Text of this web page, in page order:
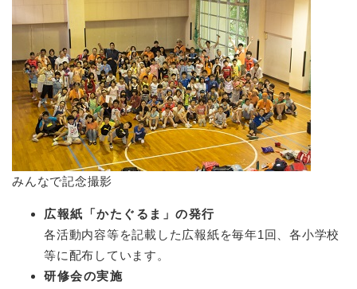
みんなで記念撮影
広報紙「かたぐるま」の発行
各活動内容等を記載した広報紙を毎年1回、各小学校
等に配布しています。
研修会の実施